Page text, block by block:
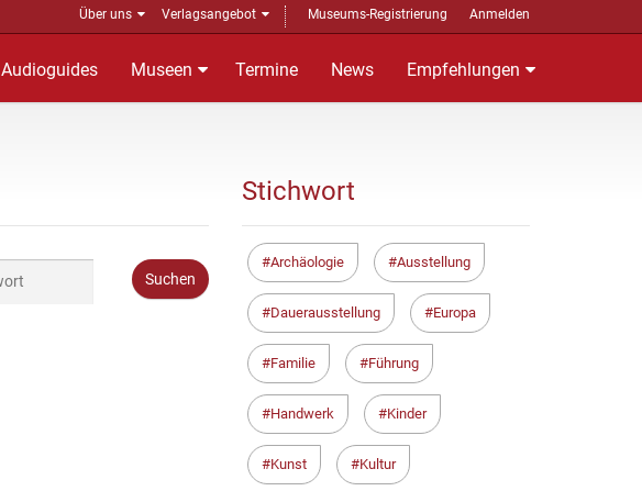
Über uns Verlagsangebot Museums-Registrierung Anmelden
Audioguides Museen Termine News Empfehlungen
Stichwort
Archäologie Ausstellung
Dauerausstellung Europa
Familie Führung
Handwerk Kinder
Kunst Kultur